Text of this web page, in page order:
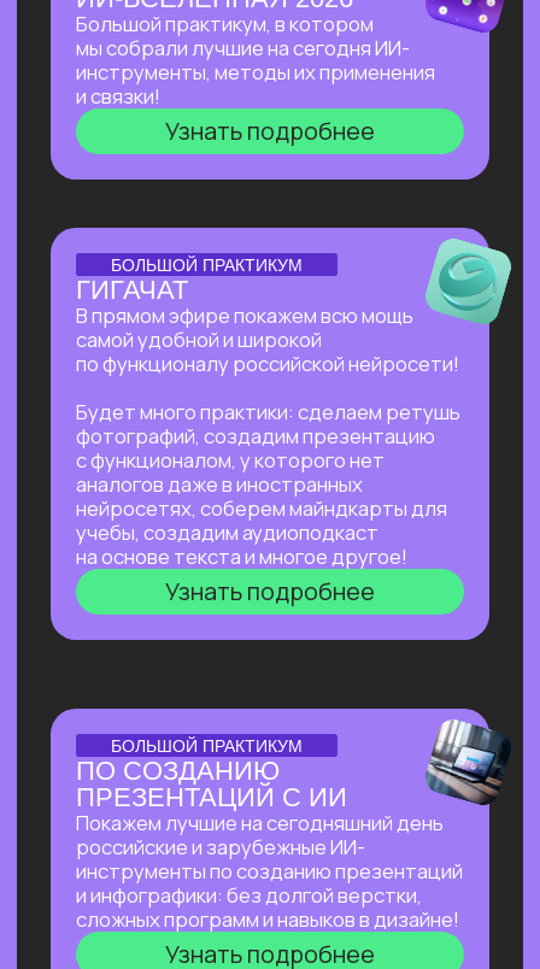
Старт в нейросетях— простое введение
в мир нейросетей. Основные принципы,
полезные рекомендации и советы по работе
с нейросетями для тех, кто делает первые
Нейросети для разработки и IT—
углубленное изучение ИИ для решения
сложных задач: генерации медиаконтента,
глубокого анализа данных, разработки
автономных систем.
Нейросети для профессий вне IT—
инструменты для автоматизации, анализа
использования: от генерация текстов
и изображений до оптимизации рутинных
процессов.
ОТКРЫТАЯ ЛЕКЦИЯ
КАК ЗАПУСТИТЬ СТАРТАП
В 2026 БЕЗ КОМАНДЫ
И БЮДЖЕТА, НАНЯВ
НА РАБОТУ ИИ?
Расскажем, как изменился подход
к запуску стартапов с ИИ, что нужно для
успеха, и поделимся успешным опытом
Зерокодера — как из идеи вырос
многомиллионный бизнес, и как нам
удавалось привлекать инвестиции
даже в самое турбулентное время
Узнать подробнее
Старт в нейросетях
Нейросети для разработки и IT
Нейросети для профессий вне IT